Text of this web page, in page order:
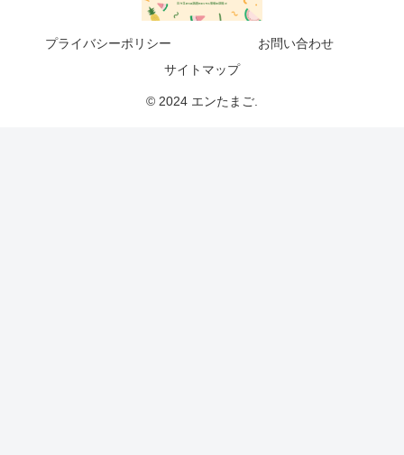
プライバシーポリシー
お問い合わせ
サイトマップ
© 2024 エンたまご.